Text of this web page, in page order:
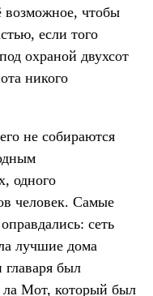
возможное, чтобы
если того
охраной двухсот
никого
не собираются
одного
человек. Самые
сеть
лучшие дома
был
ла Мот, который был